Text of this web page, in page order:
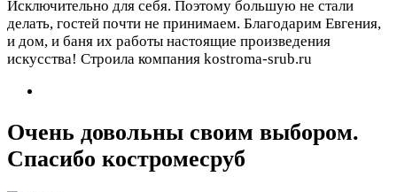
Исключительно для себя. Поэтому большую не стали
делать, гостей почти не принимаем. Благодарим Евгения,
и дом, и баня их работы настоящие произведения
искусства! Строила компания kostroma-srub.ru
Очень довольны своим выбором.
Спасибо костромесруб